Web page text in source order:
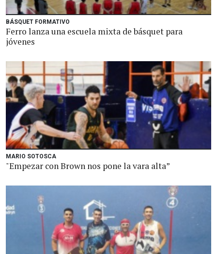
BÁSQUET FORMATIVO
Ferro lanza una escuela mixta de básquet para
jóvenes
MARIO SOTOSCA
"Empezar con Brown nos pone la vara alta”